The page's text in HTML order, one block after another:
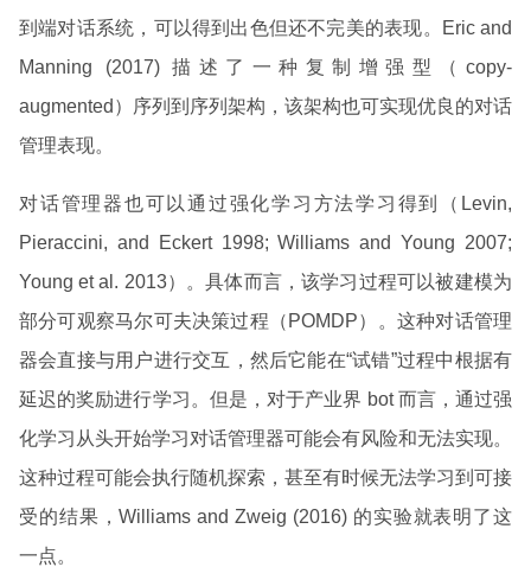
到端对话系统，可以得到出色但还不完美的表现。Eric and
Manning (2017) 描述了一种复制增强型（copy-
augmented）序列到序列架构，该架构也可实现优良的对话
管理表现。
对话管理器也可以通过强化学习方法学习得到（Levin,
Pieraccini, and Eckert 1998; Williams and Young 2007;
Young et al. 2013）。具体而言，该学习过程可以被建模为
部分可观察马尔可夫决策过程（POMDP）。这种对话管理
器会直接与用户进行交互，然后它能在“试错”过程中根据有
延迟的奖励进行学习。但是，对于产业界 bot 而言，通过强
化学习从头开始学习对话管理器可能会有风险和无法实现。
这种过程可能会执行随机探索，甚至有时候无法学习到可接
受的结果，Williams and Zweig (2016) 的实验就表明了这
一点。